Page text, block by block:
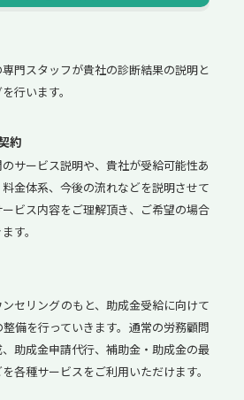
門スタッフが貴社の診断結果の説明と
行います。
約
サービス説明や、貴社が受給可能性あ
金体系、今後の流れなどを説明させて
ビス内容をご理解頂き、ご希望の場合
す。
セリングのもと、助成金受給に向けて
備を行っていきます。通常の労務顧問
助成金申請代行、補助金・助成金の最
各種サービスをご利用いただけます。